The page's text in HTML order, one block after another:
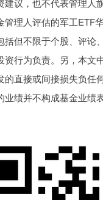
议，也不代表管理
理人评估的军工ETF
但不限于个股、评
行为负责。另，本
直接或间接损失负
绩并不构成基金业绩